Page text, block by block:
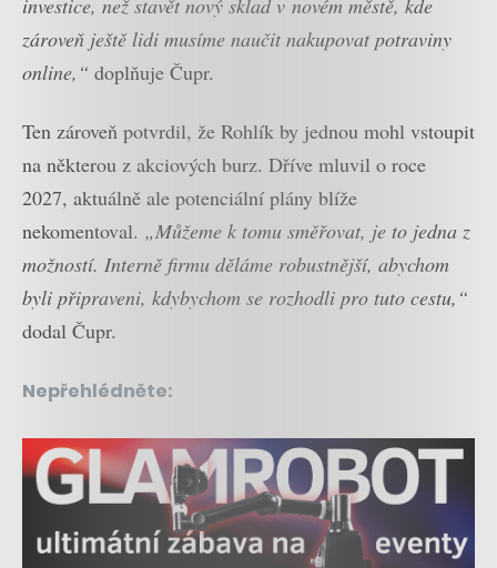
investice, než stavět nový sklad v novém městě, kde
zároveň ještě lidi musíme naučit nakupovat potraviny
online,“ doplňuje Čupr.
Ten zároveň potvrdil, že Rohlík by jednou mohl vstoupit
na některou z akciových burz. Dříve mluvil o roce
2027, aktuálně ale potenciální plány blíže
nekomentoval. „Můžeme k tomu směřovat, je to jedna z
možností. Interně firmu děláme robustnější, abychom
byli připraveni, kdybychom se rozhodli pro tuto cestu,“
dodal Čupr.
Nepřehlédněte: